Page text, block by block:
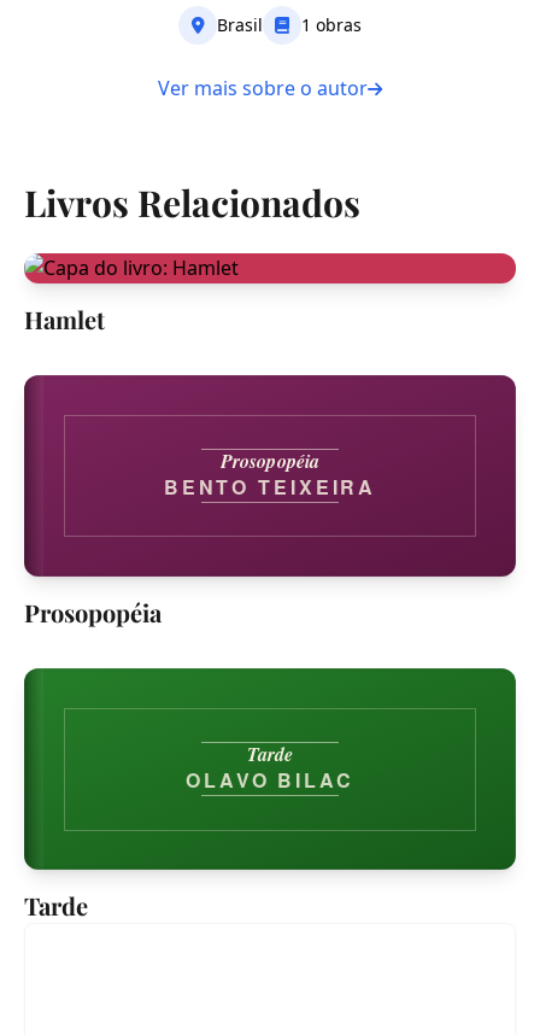
Brasil 1 obras
Ver mais sobre o autor
Livros Relacionados
Hamlet
Prosopopéia
BENTO TEIXEIRA
Prosopopéia
Tarde
OLAVO BILAC
Tarde